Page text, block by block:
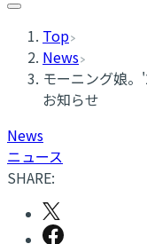
Top
News
モーニング娘
お知らせ
News
ニュース
SHARE: